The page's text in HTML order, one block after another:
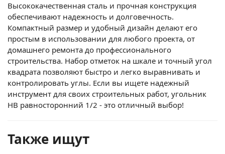
Высококачественная сталь и прочная конструкция
обеспечивают надежность и долговечность.
Компактный размер и удобный дизайн делают его
простым в использовании для любого проекта, от
домашнего ремонта до профессионального
строительства. Набор отметок на шкале и точный угол
квадрата позволяют быстро и легко выравнивать и
контролировать углы. Если вы ищете надежный
инструмент для своих строительных работ, угольник
НВ равносторонний 1/2 - это отличный выбор!
Также ищут